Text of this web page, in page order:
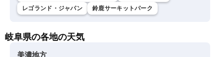
レゴランド・ジャパン
鈴鹿サーキットパーク
岐阜県の各地の天気
美濃地方